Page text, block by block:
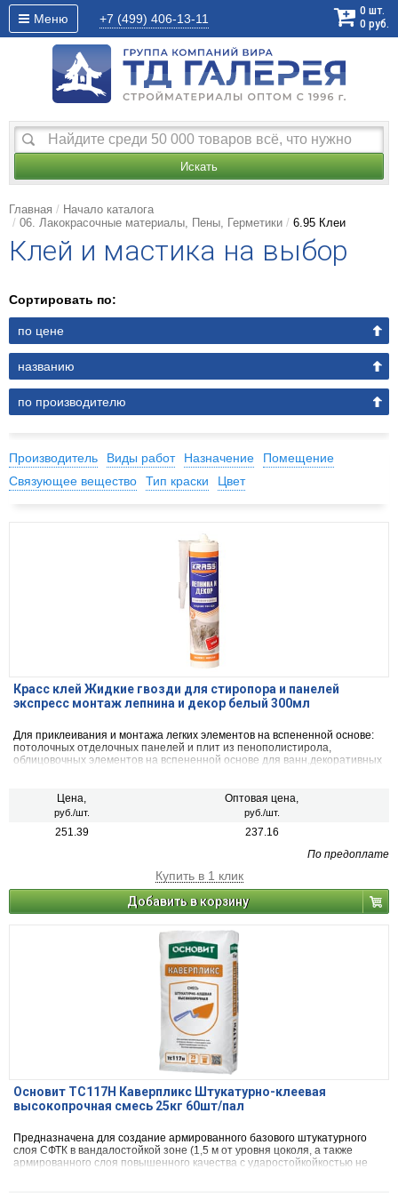
Меню +7 (499) 406-13-11
0 шт.
0 руб.
Искать
Главная
Начало каталога
06. Лакокрасочные материалы, Пены, Герметики
6.95 Клеи
Клей и мастика на выбор
Сортировать по:
по цене
названию
по производителю
Производитель Виды работ Назначение
Помещение
Связующее вещество
Тип краски Цвет
Красс клей Жидкие гвозди для стиропора и панелей
экспресс монтаж лепнина и декор белый 300мл
Для приклеивания и монтажа легких элементов на вспененной основе:
потолочных отделочных панелей и плит из пенополистирола,
облицовочных элементов на вспененной основе для ванн,декоративных
порогов, защитных экранов, розеток, карнизов,материалов из
пенополистирола, полиуретана, термо- и акустических изоляционных
Цена,
руб./шт.
Оптовая цена,
руб./шт.
251.39
237.16
По предоплате
Купить в 1 клик
Добавить в корзину
Основит TC117H Каверпликс Штукатурно-клеевая
высокопрочная смесь 25кг 60шт/пал
Предназначена для создание армированного базового штукатурного
слоя СФТК в вандалостойкой зоне (1,5 м от уровня цоколя, а также
армированного слоя повышенного качества с ударостойкойкостью не